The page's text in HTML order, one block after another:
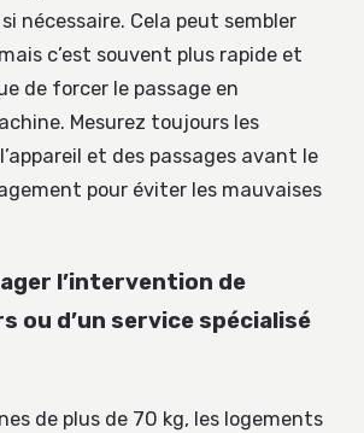
nécessaire. Cela peut sembler
c’est souvent plus rapide et
de forcer le passage en
Mesurez toujours les
et des passages avant le
pour éviter les mauvaises
l’intervention de
ou d’un service spécialisé
de plus de 70 kg, les logements